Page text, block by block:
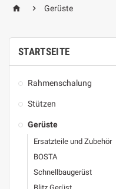
home  Gerüste
STARTSEITE
Rahmenschalung
Stützen
Gerüste
Ersatzteile und Zubehör
BOSTA
Schnellbaugerüst